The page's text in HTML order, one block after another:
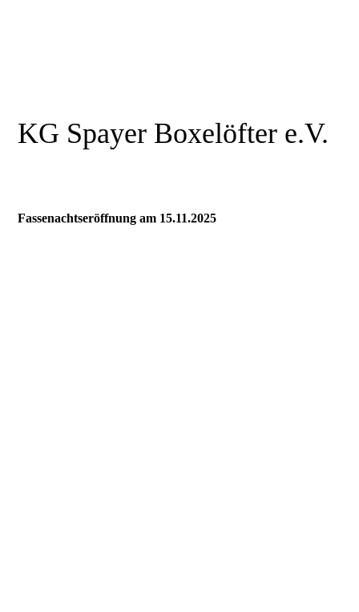
KG Spayer Boxelöfter e.V.
Fassenachtseröffnung am 15.11.2025